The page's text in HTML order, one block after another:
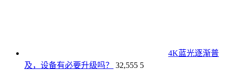
4K蓝光逐渐普
及，设备有必要升级吗？
32,555 5